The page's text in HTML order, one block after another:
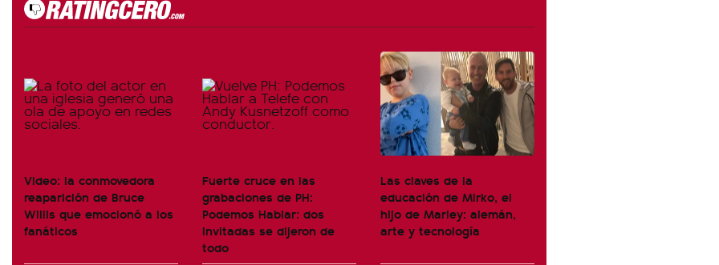
Video: la conmovedora
reaparición de Bruce
Willis que emocionó a los
fanáticos
Fuerte cruce en las
grabaciones de PH:
Podemos Hablar: dos
invitadas se dijeron de
todo
Las claves de la
educación de Mirko, el
hijo de Marley: alemán,
arte y tecnología